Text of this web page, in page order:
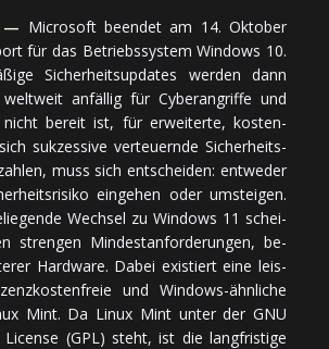
— Microsoft beendet am 14. Ok­to­ber
für das Be­triebs­sys­tem Windows 10.
Sicher­heits­updates werden dann
an­fäl­lig für Cyber­an­griffe und
nicht bereit ist, für er­wei­ter­te, kos­ten­
suk­zes­si­ve ver­teuern­de Sicher­heits­
muss sich ent­schei­den: ent­we­der
ein­ge­hen oder um­stei­gen.
Wechsel zu Windows 11 schei­
stren­gen Min­dest­an­for­de­run­gen, be­
Hardware. Dabei exis­tiert eine leis­
und Windows-ähn­li­che
Mint. Da Linux Mint unter der GNU
License (GPL) steht, ist die lang­fris­ti­ge